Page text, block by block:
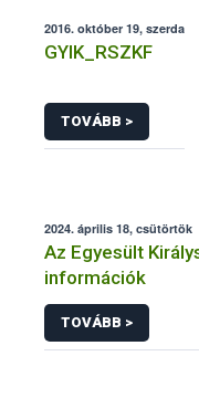
2016. október 19, szerda
GYIK_RSZKF
TOVÁBB >
2024. április 18, csütörtök
Az Egyesült
információk
TOVÁBB >